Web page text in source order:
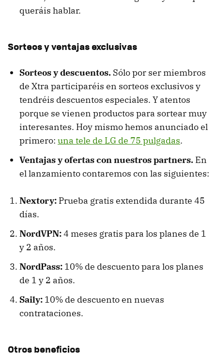
queráis hablar.
Sorteos y ventajas exclusivas
Sorteos y descuentos. Sólo por ser miembros
de Xtra participaréis en sorteos exclusivos y
tendréis descuentos especiales. Y atentos
porque se vienen productos para sortear muy
interesantes. Hoy mismo hemos anunciado el
primero: una tele de LG de 75 pulgadas.
Ventajas y ofertas con nuestros partners. En
el lanzamiento contaremos con las siguientes:
Nextory: Prueba gratis extendida durante 45
días.
NordVPN:4 meses gratis para los planes de 1
y 2 años.
NordPass: 10% de descuento para los planes
de 1 y 2 años.
Saily: 10% de descuento en nuevas
contrataciones.
Otros beneficios